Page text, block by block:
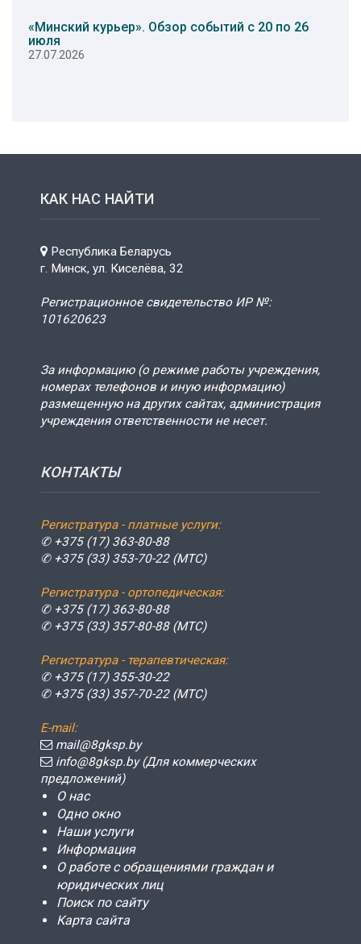
«Минский курьер». Обзор событий с 20 по 26
июля
27.07.2026
КАК НАС НАЙТИ
Республика Беларусь
г. Минск, ул. Киселёва, 32
Регистрационное свидетельство ИР №:
101620623
За информацию (о режиме работы учреждения,
номерах телефонов и иную информацию)
размещенную на других сайтах, администрация
учреждения ответственности не несет.
КОНТАКТЫ
Регистратура - платные услуги:
✆ +375 (17) 363-80-88
✆ +375 (33) 353-70-22 (МТС)
Регистратура - ортопедическая:
✆ +375 (17) 363-80-88
✆ +375 (33) 357-80-88 (МТС)
Регистратура - терапевтическая:
✆ +375 (17) 355-30-22
✆ +375 (33) 357-70-22 (МТС)
E-mail:
mail@8gksp.by
info@8gksp.by (Для коммерческих
предложений)
О нас
Одно окно
Наши услуги
Информация
О работе с обращениями граждан и
юридических лиц
Поиск по сайту
Карта сайта